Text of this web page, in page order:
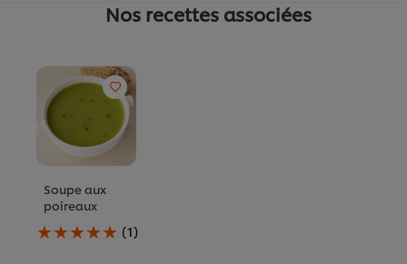
Nos recettes associées
Soupe aux
poireaux
La
note
(1)